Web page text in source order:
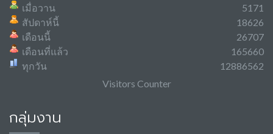
เมื่อวาน
สัปดาห์นี้
เดือนนี้
เดือนที่แล้ว
ทุกวัน
5171
18626
26707
165660
12886562
Visitors Counter
กลุ่มงาน